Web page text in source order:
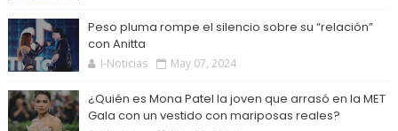
Peso pluma rompe el silencio sobre su “relación”
con Anitta
I-Noticias May 07, 2024
¿Quién es Mona Patel la joven que arrasó en la MET
Gala con un vestido con mariposas reales?